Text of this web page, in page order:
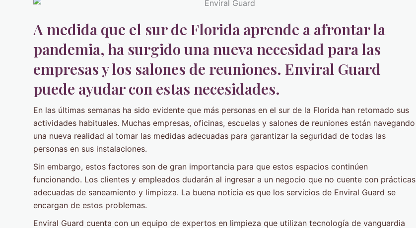
A medida que el sur de Florida aprende a afrontar la
pandemia, ha surgido una nueva necesidad para las
empresas y los salones de reuniones. Enviral Guard
puede ayudar con estas necesidades.
En las últimas semanas ha sido evidente que más personas en el sur de la Florida han retomado sus
actividades habituales. Muchas empresas, oficinas, escuelas y salones de reuniones están navegando
una nueva realidad al tomar las medidas adecuadas para garantizar la seguridad de todas las
personas en sus instalaciones.
Sin embargo, estos factores son de gran importancia para que estos espacios continúen
funcionando. Los clientes y empleados dudarán al ingresar a un negocio que no cuente con prácticas
adecuadas de saneamiento y limpieza. La buena noticia es que los servicios de Enviral Guard se
encargan de estos problemas.
Enviral Guard cuenta con un equipo de expertos en limpieza que utilizan tecnología de vanguardia